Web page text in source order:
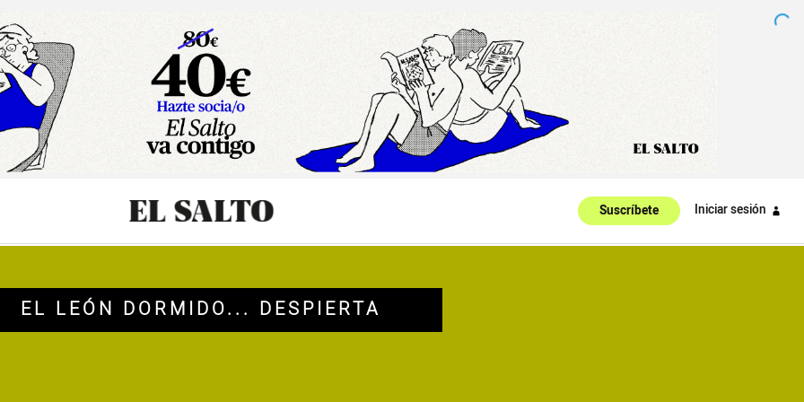
Suscríbete Iniciar sesión
EL LEÓN DORMIDO... DESPIERTA